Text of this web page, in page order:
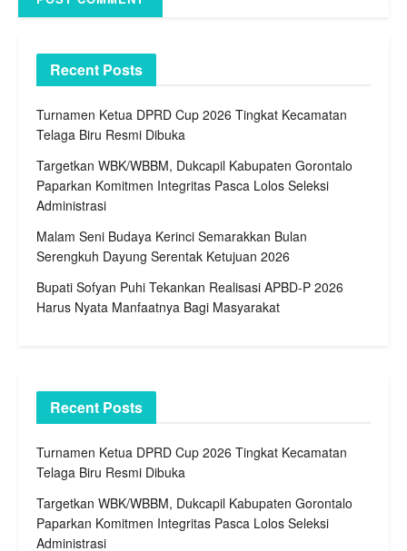
Recent Posts
Turnamen Ketua DPRD Cup 2026 Tingkat Kecamatan
Telaga Biru Resmi Dibuka
Targetkan WBK/WBBM, Dukcapil Kabupaten Gorontalo
Paparkan Komitmen Integritas Pasca Lolos Seleksi
Administrasi
Malam Seni Budaya Kerinci Semarakkan Bulan
Serengkuh Dayung Serentak Ketujuan 2026
Bupati Sofyan Puhi Tekankan Realisasi APBD-P 2026
Harus Nyata Manfaatnya Bagi Masyarakat
Recent Posts
Turnamen Ketua DPRD Cup 2026 Tingkat Kecamatan
Telaga Biru Resmi Dibuka
Targetkan WBK/WBBM, Dukcapil Kabupaten Gorontalo
Paparkan Komitmen Integritas Pasca Lolos Seleksi
Administrasi